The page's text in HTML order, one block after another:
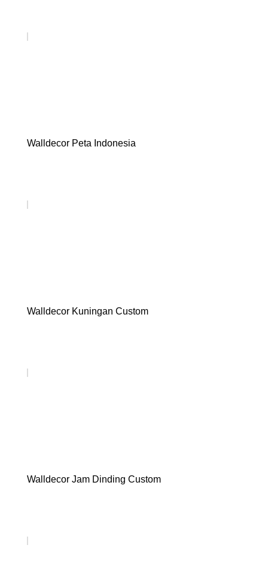
Walldecor Peta Indonesia
Walldecor Kuningan Custom
Walldecor Jam Dinding Custom